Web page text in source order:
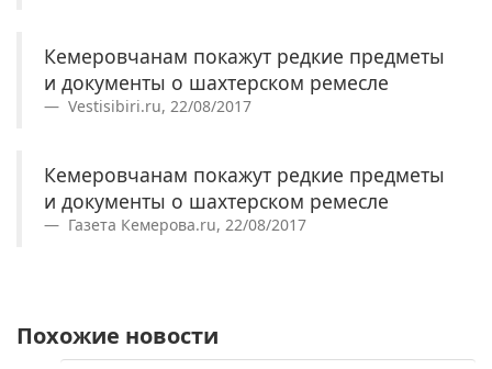
Кемеровчанам покажут редкие предметы
и документы о шахтерском ремесле
Vestisibiri.ru, 22/08/2017
Кемеровчанам покажут редкие предметы
и документы о шахтерском ремесле
Газета Кемерова.ru, 22/08/2017
Похожие новости